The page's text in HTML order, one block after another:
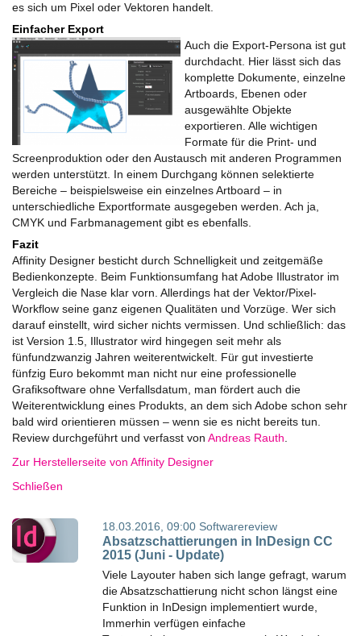
es sich um Pixel oder Vektoren handelt.
Einfacher Export
Auch die Export-Persona ist gut
durchdacht. Hier lässt sich das
komplette Dokumente, einzelne
Artboards, Ebenen oder
ausgewählte Objekte
exportieren. Alle wichtigen
Formate für die Print- und
Screenproduktion oder den Austausch mit anderen Programmen
werden unterstützt. In einem Durchgang können selektierte
Bereiche – beispielsweise ein einzelnes Artboard – in
unterschiedliche Exportformate ausgegeben werden. Ach ja,
CMYK und Farbmanagement gibt es ebenfalls.
Fazit
Affinity Designer besticht durch Schnelligkeit und zeitgemäße
Bedienkonzepte. Beim Funktionsumfang hat Adobe Illustrator im
Vergleich die Nase klar vorn. Allerdings hat der Vektor/Pixel-
Workflow seine ganz eigenen Qualitäten und Vorzüge. Wer sich
darauf einstellt, wird sicher nichts vermissen. Und schließlich: das
ist Version 1.5, Illustrator wird hingegen seit mehr als
fünfundzwanzig Jahren weiterentwickelt. Für gut investierte
fünfzig Euro bekommt man nicht nur eine professionelle
Grafiksoftware ohne Verfallsdatum, man fördert auch die
Weiterentwicklung eines Produkts, an dem sich Adobe schon sehr
bald wird orientieren müssen – wenn sie es nicht bereits tun.
Review durchgeführt und verfasst von Andreas Rauth
Zur Herstellerseite von Affinity Designer
Schließen
18.03.2016, 09:00 Softwarereview
Absatzschattierungen in InDesign CC
2015 (Juni - Update)
Viele Layouter haben sich lange gefragt, warum
die Absatzschattierung nicht schon längst eine
Funktion in InDesign implementiert wurde,
Immerhin verfügen einfache